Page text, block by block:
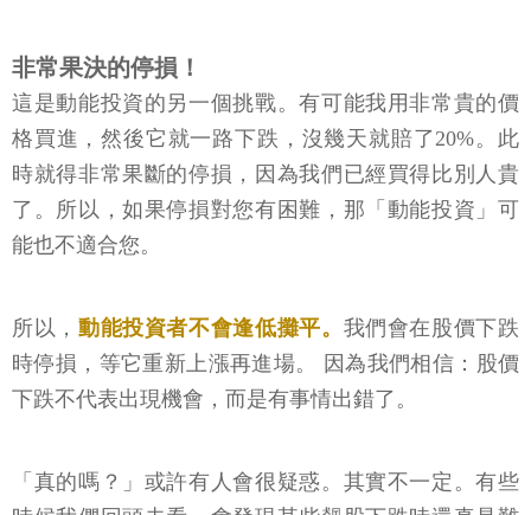
非常果決的停損！
這是動能投資的另一個挑戰。有可能我用非常貴的價
格買進，然後它就一路下跌，沒幾天就賠了20%。此
時就得非常果斷的停損，因為我們已經買得比別人貴
了。所以，如果停損對您有困難，那「動能投資」可
能也不適合您。
所以， 動能投資者不會逢低攤平。 我們會在股價下跌
時停損，等它重新上漲再進場。 因為我們相信：股價
下跌不代表出現機會，而是有事情出錯了。
「真的嗎？」或許有人會很疑惑。其實不一定。有些